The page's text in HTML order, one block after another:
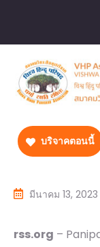
บริจาคตอนนี้
มีนาคม 13, 2023
rss.org –